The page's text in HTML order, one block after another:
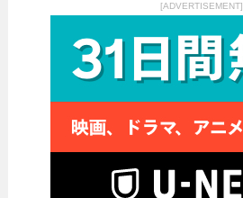
[ADVERTISEMENT]